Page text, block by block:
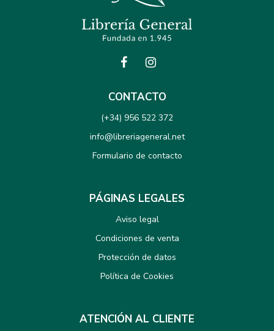
CONTACTO
(+34) 956 522 372
info@libreriageneral.net
Formulario de contacto
PÁGINAS LEGALES
Aviso legal
Condiciones de venta
Protección de datos
Política de Cookies
ATENCIÓN AL CLIENTE